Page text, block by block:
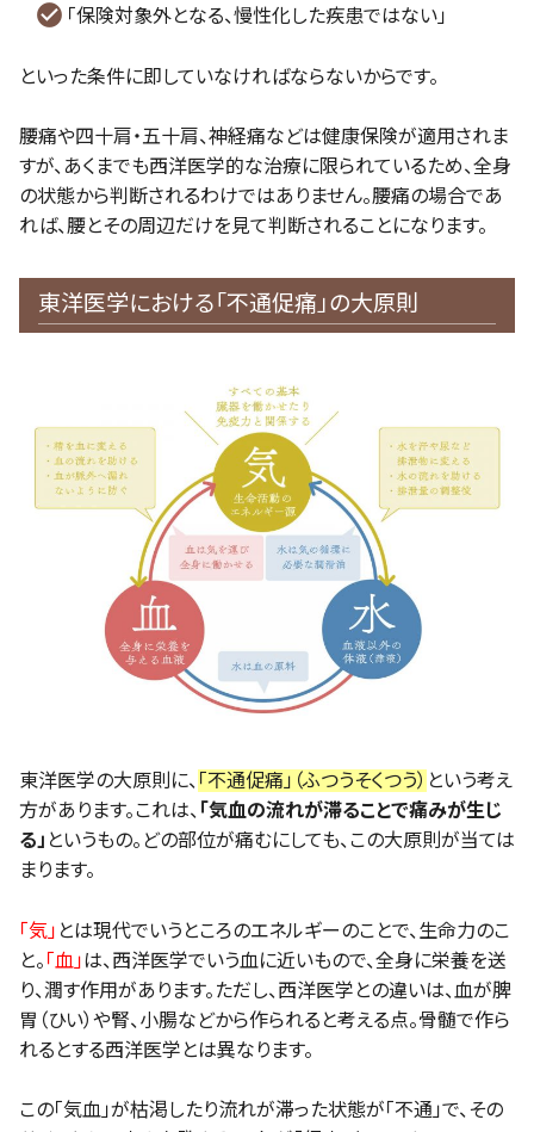
「保険対象外となる、慢性化した疾患ではない」
といった条件に即していなければならないからです。
腰痛や四十肩・五十肩、神経痛などは健康保険が適用されま
すが、あくまでも西洋医学的な治療に限られているため、全身
の状態から判断されるわけではありません。腰痛の場合であ
れば、腰とその周辺だけを見て判断されることになります。
東洋医学における「不通促痛」の大原則
東洋医学の大原則に、 「不通促痛」（ふつうそくつう） という考え
方があります。これは、 「気血の流れが滞ることで痛みが生じ
る」 というもの。どの部位が痛むにしても、この大原則が当ては
まります。
「気」 とは現代でいうところのエネルギーのことで、生命力のこ
と。 「血」は、西洋医学でいう血に近いもので、全身に栄養を送
り、潤す作用があります。ただし、西洋医学との違いは、血が脾
胃（ひい）や腎、小腸などから作られると考える点。骨髄で作ら
れるとする西洋医学とは異なります。
この「気血」が枯渇したり流れが滞った状態が「不通」で、その